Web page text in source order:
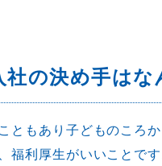
社の決め手はな
ともあり子どものころ
福利厚生がいいことで